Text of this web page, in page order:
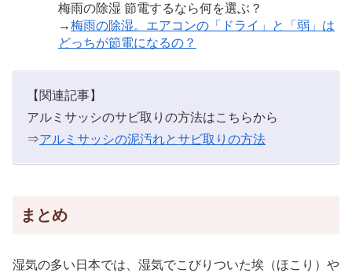
梅雨の除湿 節電するなら何を選ぶ？
→梅雨の除湿。エアコンの「ドライ」と「弱」は
どっちが節電になるの？
【関連記事】
アルミサッシのサビ取りの方法はこちらから
⇒アルミサッシの泥汚れとサビ取りの方法
まとめ
湿気の多い日本では、湿気でこびりついた埃（ほこり）や